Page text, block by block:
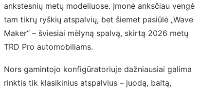
ankstesnių metų modeliuose. Įmonė anksčiau vengė
tam tikrų ryškių atspalvių, bet šiemet pasiūlė „Wave
Maker“ – šviesiai mėlyną spalvą, skirtą 2026 metų
TRD Pro automobiliams.
Nors gamintojo konfigūratoriuje dažniausiai galima
rinktis tik klasikinius atspalvius – juodą, baltą,